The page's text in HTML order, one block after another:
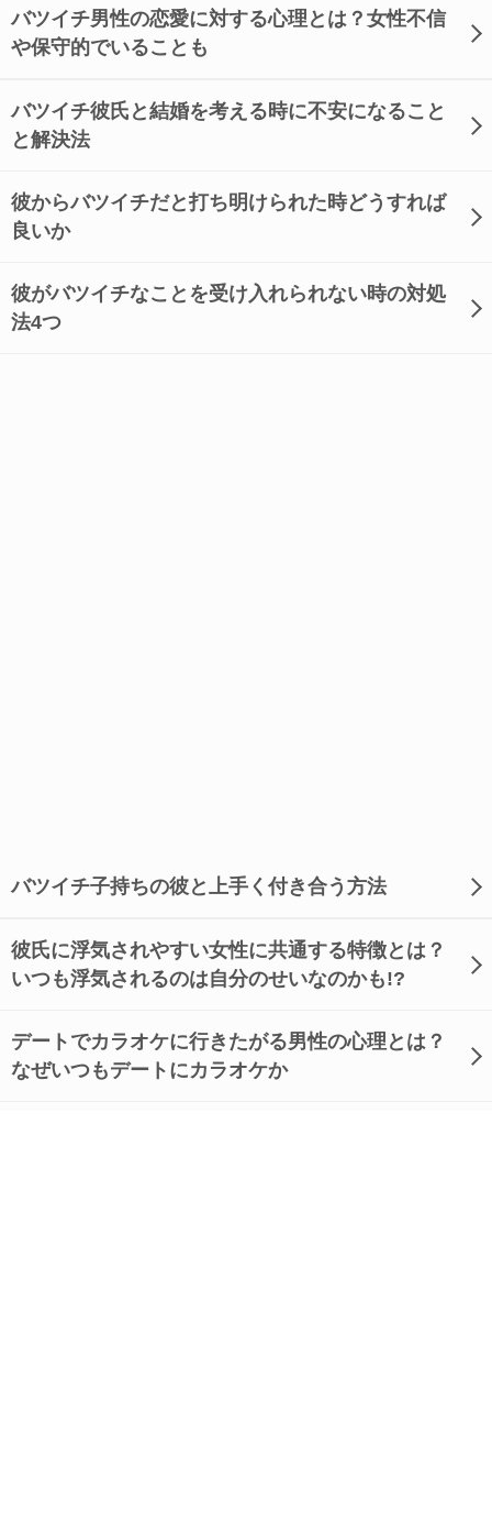
バツイチ男性の恋愛に対する心理とは？女性不信
や保守的でいることも
バツイチ彼氏と結婚を考える時に不安になること
と解決法
彼からバツイチだと打ち明けられた時どうすれば
良いか
彼がバツイチなことを受け入れられない時の対処
法4つ
バツイチ子持ちの彼と上手く付き合う方法
彼氏に浮気されやすい女性に共通する特徴とは？
いつも浮気されるのは自分のせいなのかも!?
デートでカラオケに行きたがる男性の心理とは？
なぜいつもデートにカラオケか